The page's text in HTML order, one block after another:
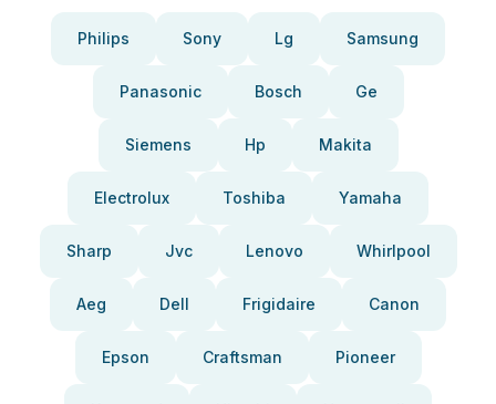
Philips Sony Lg Samsung
Panasonic Bosch Ge
Siemens Hp Makita
Electrolux Toshiba Yamaha
Sharp Jvc Lenovo Whirlpool
Aeg Dell Frigidaire Canon
Epson Craftsman Pioneer